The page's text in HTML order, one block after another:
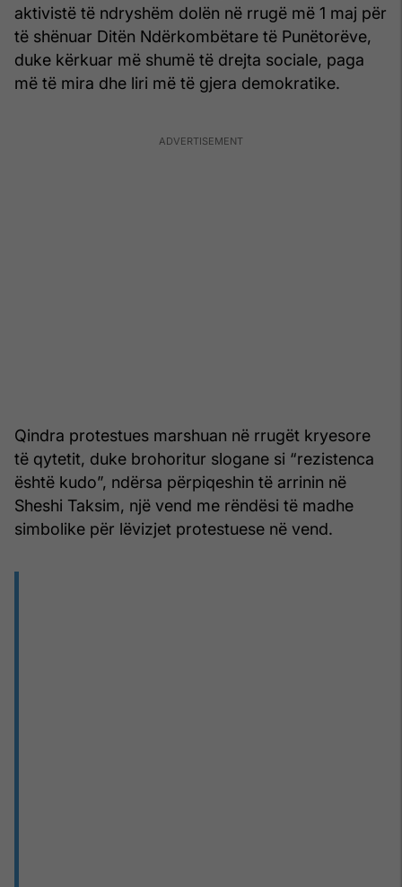
aktivistë të ndryshëm dolën në rrugë më 1 maj për
të shënuar Ditën Ndërkombëtare të Punëtorëve,
duke kërkuar më shumë të drejta sociale, paga
më të mira dhe liri më të gjera demokratike.
Qindra protestues marshuan në rrugët kryesore
të qytetit, duke brohoritur slogane si “rezistenca
është kudo”, ndërsa përpiqeshin të arrinin në
Sheshi Taksim, një vend me rëndësi të madhe
simbolike për lëvizjet protestuese në vend.